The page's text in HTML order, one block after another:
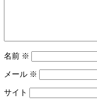
名前 ※
メール ※
サイト